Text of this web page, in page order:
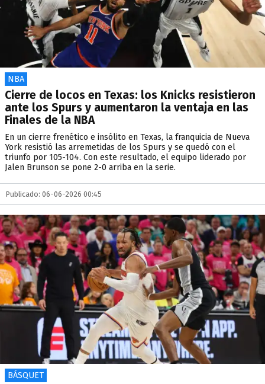
NBA
Cierre de locos en Texas: los Knicks resistieron
ante los Spurs y aumentaron la ventaja en las
Finales de la NBA
En un cierre frenético e insólito en Texas, la franquicia de Nueva
York resistió las arremetidas de los Spurs y se quedó con el
triunfo por 105-104. Con este resultado, el equipo liderado por
Jalen Brunson se pone 2-0 arriba en la serie.
Publicado: 06-06-2026 00:45
BÁSQUET